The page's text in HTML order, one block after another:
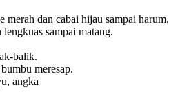
merah dan cabai hijau sampai harum.
sampai matang.
balik.
meresap.
angka